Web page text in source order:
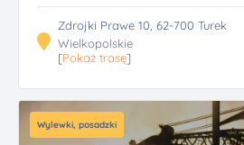
Zdrojki Prawe 10, 62-700 Turek
Wielkopolskie
[Pokaż trasę]
Wylewki, posadzki